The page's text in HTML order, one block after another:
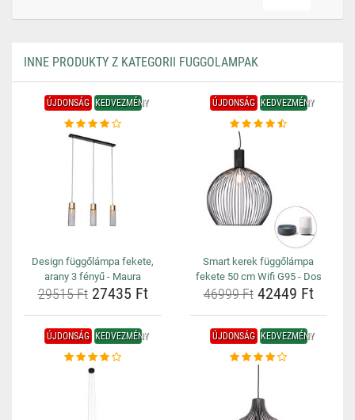
INNE PRODUKTY Z KATEGORII FUGGOLAMPAK
ÚJDONSÁG KEDVEZMÉNY
Design függőlámpa fekete,
arany 3 fényű - Maura
29515 Ft27435 Ft
ÚJDONSÁG KEDVEZMÉNY
Smart kerek függőlámpa
fekete 50 cm Wifi G95 - Dos
46999 Ft42449 Ft
ÚJDONSÁG KEDVEZMÉNY ÚJDONSÁG KEDVEZMÉNY